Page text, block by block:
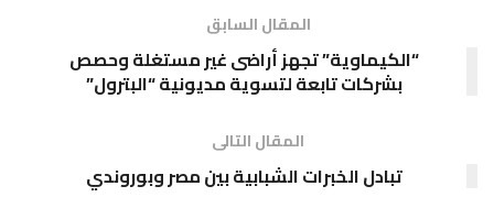
المقال السابق
“الكيماوية” تجهز أراضى غير مستغلة وحصص
بشركات تابعة لتسوية مديونية “البترول”
المقال التالى
تبادل الخبرات الشبابية بين مصر وبوروندي